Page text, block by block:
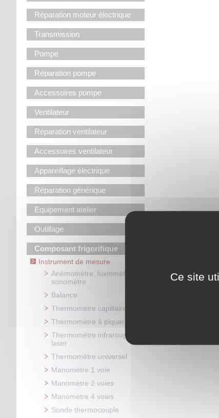
Réparation moteur électrique
Transmission
Pompe
Réparation pompe
Accessoires pompe
Ventilateur
Réparation ventilateur
Accessoires ventilateur
Appareillage électrique
Réparation générique
Equipement atelier
Outillage
Composant frigorifique
Instrument de mesure
Anémomètre, luxmmètre,
sonomètre
Balance
Thermomètre capillaire
Thermomètre à piquer
Thermomètre infrarouge /
laser
Thermomètre universel
Manomètre 1 voie
Manomètre 2 voies
Manomètre 4 voies
Sonde thermocouple
Ce site